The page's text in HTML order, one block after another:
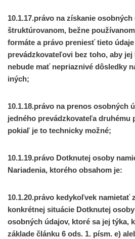
10.1.17.právo na získanie osobných
štruktúrovanom, bežne
formáte a právo preniesť tieto
prevádzkovateľovi bez toho, aby
nebude mať nepriaznivé dôsledky
iných;
10.1.18.právo na prenos osobných
jedného prevádzkovateľa druhému
pokiaľ je to technicky možné;
10.1.19.právo Dotknutej osoby
Nariadenia, ktorého obsahom je:
10.1.20.právo kedykoľvek namietať
konkrétnej situácie Dotknutej
osobných údajov, ktoré sa jej týka,
základe článku 6 ods. 1. písm. e)